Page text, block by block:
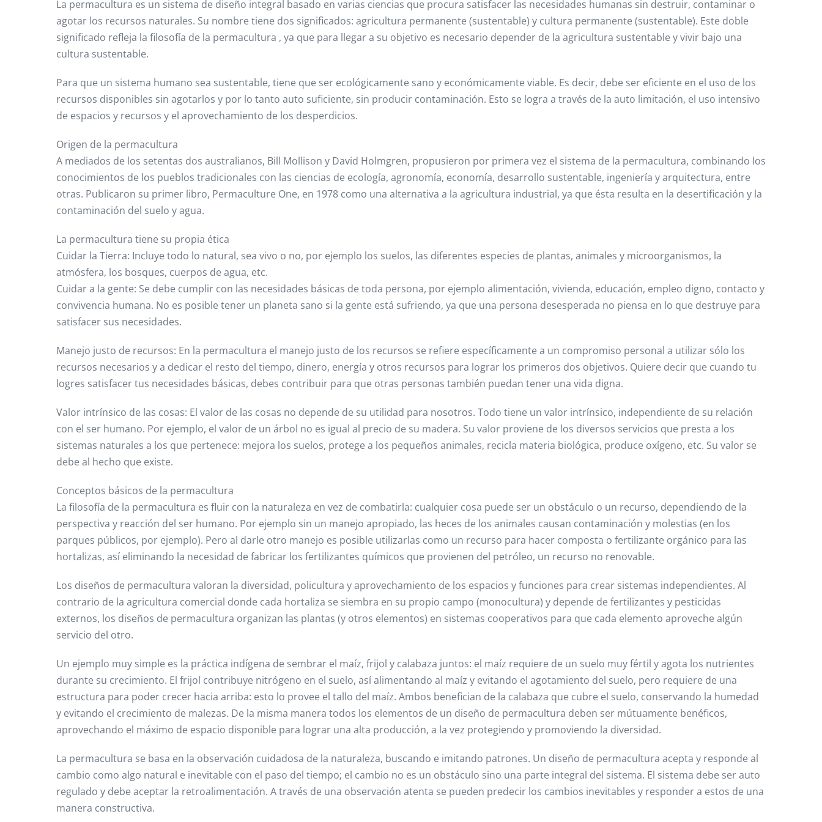
La permacultura es un sistema de diseño integral basado en varias ciencias que procura satisfacer las necesidades humanas sin destruir, contaminar o
agotar los recursos naturales. Su nombre tiene dos significados: agricultura permanente (sustentable) y cultura permanente (sustentable). Este doble
significado refleja la filosofía de la permacultura , ya que para llegar a su objetivo es necesario depender de la agricultura sustentable y vivir bajo una
cultura sustentable.
Para que un sistema humano sea sustentable, tiene que ser ecológicamente sano y económicamente viable. Es decir, debe ser eficiente en el uso de los
recursos disponibles sin agotarlos y por lo tanto auto suficiente, sin producir contaminación. Esto se logra a través de la auto limitación, el uso intensivo
de espacios y recursos y el aprovechamiento de los desperdicios.
Origen de la permacultura
A mediados de los setentas dos australianos, Bill Mollison y David Holmgren, propusieron por primera vez el sistema de la permacultura, combinando los
conocimientos de los pueblos tradicionales con las ciencias de ecología, agronomía, economía, desarrollo sustentable, ingeniería y arquitectura, entre
otras. Publicaron su primer libro, Permaculture One, en 1978 como una alternativa a la agricultura industrial, ya que ésta resulta en la desertificación y la
contaminación del suelo y agua.
La permacultura tiene su propia ética
Cuidar la Tierra: Incluye todo lo natural, sea vivo o no, por ejemplo los suelos, las diferentes especies de plantas, animales y microorganismos, la
atmósfera, los bosques, cuerpos de agua, etc.
Cuidar a la gente: Se debe cumplir con las necesidades básicas de toda persona, por ejemplo alimentación, vivienda, educación, empleo digno, contacto y
convivencia humana. No es posible tener un planeta sano si la gente está sufriendo, ya que una persona desesperada no piensa en lo que destruye para
satisfacer sus necesidades.
Manejo justo de recursos: En la permacultura el manejo justo de los recursos se refiere específicamente a un compromiso personal a utilizar sólo los
recursos necesarios y a dedicar el resto del tiempo, dinero, energía y otros recursos para lograr los primeros dos objetivos. Quiere decir que cuando tu
logres satisfacer tus necesidades básicas, debes contribuir para que otras personas también puedan tener una vida digna.
Valor intrínsico de las cosas: El valor de las cosas no depende de su utilidad para nosotros. Todo tiene un valor intrínsico, independiente de su relación
con el ser humano. Por ejemplo, el valor de un árbol no es igual al precio de su madera. Su valor proviene de los diversos servicios que presta a los
sistemas naturales a los que pertenece: mejora los suelos, protege a los pequeños animales, recicla materia biológica, produce oxígeno, etc. Su valor se
debe al hecho que existe.
Conceptos básicos de la permacultura
La filosofía de la permacultura es fluir con la naturaleza en vez de combatirla: cualquier cosa puede ser un obstáculo o un recurso, dependiendo de la
perspectiva y reacción del ser humano. Por ejemplo sin un manejo apropiado, las heces de los animales causan contaminación y molestias (en los
parques públicos, por ejemplo). Pero al darle otro manejo es posible utilizarlas como un recurso para hacer composta o fertilizante orgánico para las
hortalizas, así eliminando la necesidad de fabricar los fertilizantes químicos que provienen del petróleo, un recurso no renovable.
Los diseños de permacultura valoran la diversidad, policultura y aprovechamiento de los espacios y funciones para crear sistemas independientes. Al
contrario de la agricultura comercial donde cada hortaliza se siembra en su propio campo (monocultura) y depende de fertilizantes y pesticidas
externos, los diseños de permacultura organizan las plantas (y otros elementos) en sistemas cooperativos para que cada elemento aproveche algún
servicio del otro.
Un ejemplo muy simple es la práctica indígena de sembrar el maíz, frijol y calabaza juntos: el maíz requiere de un suelo muy fértil y agota los nutrientes
durante su crecimiento. El frijol contribuye nitrógeno en el suelo, así alimentando al maíz y evitando el agotamiento del suelo, pero requiere de una
estructura para poder crecer hacia arriba: esto lo provee el tallo del maíz. Ambos benefician de la calabaza que cubre el suelo, conservando la humedad
y evitando el crecimiento de malezas. De la misma manera todos los elementos de un diseño de permacultura deben ser mútuamente benéficos,
aprovechando el máximo de espacio disponible para lograr una alta producción, a la vez protegiendo y promoviendo la diversidad.
La permacultura se basa en la observación cuidadosa de la naturaleza, buscando e imitando patrones. Un diseño de permacultura acepta y responde al
cambio como algo natural e inevitable con el paso del tiempo; el cambio no es un obstáculo sino una parte integral del sistema. El sistema debe ser auto
regulado y debe aceptar la retroalimentación. A través de una observación atenta se pueden predecir los cambios inevitables y responder a estos de una
manera constructiva.